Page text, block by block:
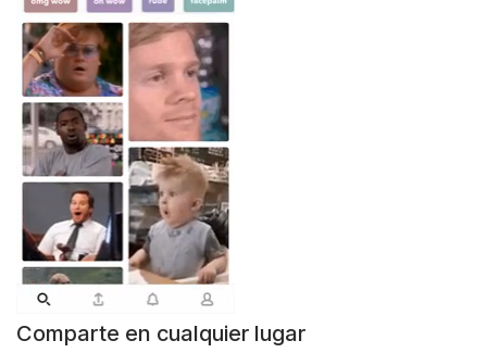
Comparte en cualquier lugar